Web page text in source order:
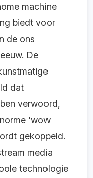
machine
biedt voor
de ons
De
dat
verwoord,
'wow
gekoppeld.
media
technologie